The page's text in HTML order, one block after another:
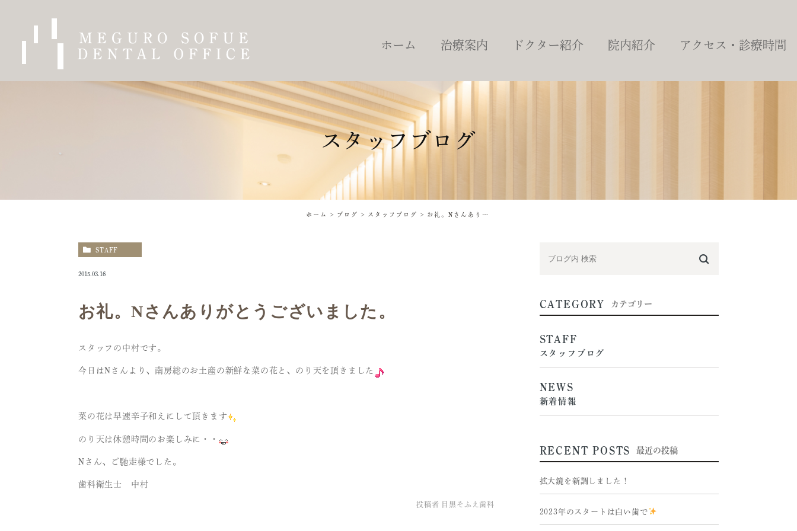
ホーム 治療案内
根管治療
詰め物・被せ物
歯周病治療
インプラント治療
入れ歯
ドクター紹介 院内紹介 アクセス・診療時間
スタッフブログ
ホーム ブログ スタッフブログ お礼。Nさんありがとうございました。
STAFF
2015.03.16
お礼。Nさんありがとうございました。
スタッフの中村です。
今日はNさんより、南房総のお土産の新鮮な菜の花と、のり天を頂きました
菜の花は早速辛子和えにして頂きます
のり天は休憩時間のお楽しみに・・
Nさん、ご馳走様でした。
歯科衛生士 中村
投稿者 目黒そふえ歯科
CATEGORY カテゴリー
STAFF
スタッフブログ
NEWS
新着情報
RECENT POSTS 最近の投稿
拡大鏡を新調しました！
2023年のスタートは白い歯で